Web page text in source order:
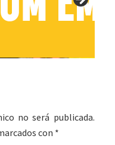
no será publicada.
con *